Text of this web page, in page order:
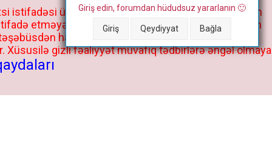
Giriş edin, forumdan hüdudsuz yararlanın 🙂
Giriş Qeydiyyat Bağla
istifadəsi üçün deyil, kənar niyyətlər, xüsusi proqram
etməyə cəhd göstərənlərin və istifadə edənlərin
haqqınızda bütün müvafiq tədbirlər böyük
gizli fəaliyyət müvafiq tədbirlərə əngəl